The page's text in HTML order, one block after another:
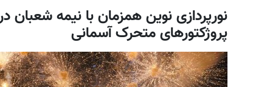
نورپردازی نوین همزمان با نیمه شعبان
پروژکتورهای متحرک آسمانی